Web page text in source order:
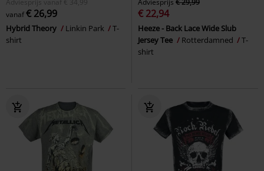
vanaf€ 26,99
Hybrid Theory Linkin Park
T-
shirt
€ 22,94
Heeze - Back Lace Wide Slub
Jersey Tee
Rotterdamned
T-
shirt